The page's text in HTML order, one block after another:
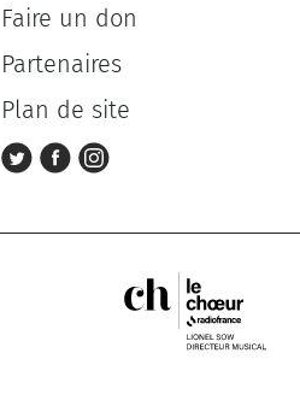
Faire un don
Partenaires
Plan de site